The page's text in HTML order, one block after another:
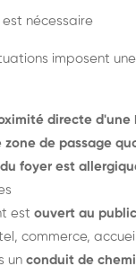
nécessaire
imposent
directe
zone de passage
foyer est
est ouvert au public
commerce,
un conduit de